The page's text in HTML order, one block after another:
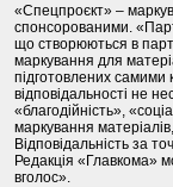
«Спецпроєкт» –
спонсорованими.
що створюються в
маркування для
підготовлених самими
відповідальності не
«благодійність»,
маркування
Відповідальність за
Редакція «Главкома»
вголос».